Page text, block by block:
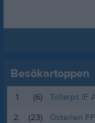
Besökartoppen
1. (6)
Tollarps IF
2.
(23)
Österlen